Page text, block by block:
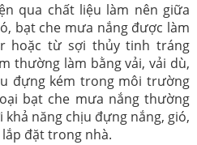
qua chất liệu làm nên giữa
bạt che mưa nắng được làm
hoặc từ sợi thủy tinh tráng
thường làm bằng vải, vải dù,
đựng kém trong môi trường
bạt che mưa nắng thường
năng chịu đựng nắng, gió,
đặt trong nhà.